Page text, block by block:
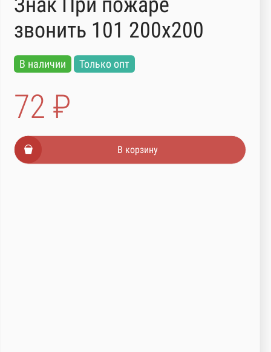
звонить 101 200х200
В наличии Только опт
72 ₽
В корзину